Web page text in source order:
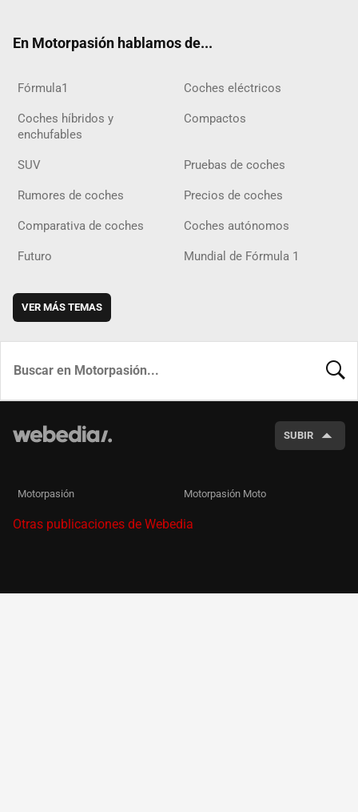
En Motorpasión hablamos de...
Fórmula1 Coches eléctricos
Coches híbridos y
enchufables
Compactos
SUV Pruebas de coches
Rumores de coches Precios de coches
Comparativa de coches Coches autónomos
Futuro Mundial de Fórmula 1
VER MÁS TEMAS
SUBIR
Motorpasión Motorpasión Moto
Otras publicaciones de Webedia